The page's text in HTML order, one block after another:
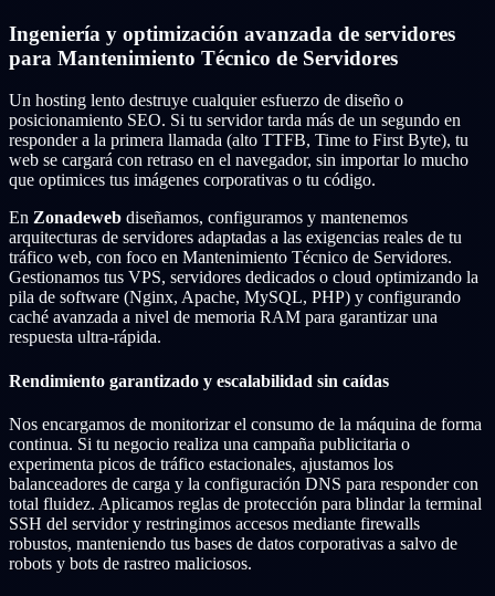
Ingeniería y optimización avanzada de servidores
para Mantenimiento Técnico de Servidores
Un hosting lento destruye cualquier esfuerzo de diseño o
posicionamiento SEO. Si tu servidor tarda más de un segundo en
responder a la primera llamada (alto TTFB, Time to First Byte), tu
web se cargará con retraso en el navegador, sin importar lo mucho
que optimices tus imágenes corporativas o tu código.
En Zonadeweb diseñamos, configuramos y mantenemos
arquitecturas de servidores adaptadas a las exigencias reales de tu
tráfico web, con foco en Mantenimiento Técnico de Servidores.
Gestionamos tus VPS, servidores dedicados o cloud optimizando la
pila de software (Nginx, Apache, MySQL, PHP) y configurando
caché avanzada a nivel de memoria RAM para garantizar una
respuesta ultra-rápida.
Rendimiento garantizado y escalabilidad sin caídas
Nos encargamos de monitorizar el consumo de la máquina de forma
continua. Si tu negocio realiza una campaña publicitaria o
experimenta picos de tráfico estacionales, ajustamos los
balanceadores de carga y la configuración DNS para responder con
total fluidez. Aplicamos reglas de protección para blindar la terminal
SSH del servidor y restringimos accesos mediante firewalls
robustos, manteniendo tus bases de datos corporativas a salvo de
robots y bots de rastreo maliciosos.